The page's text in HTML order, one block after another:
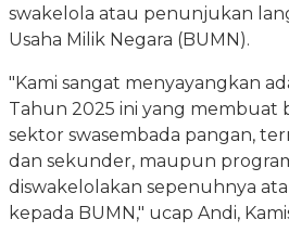
swakelola atau penunjukan
Usaha Milik Negara (BUMN).
"Kami sangat menyayangkan
Tahun 2025 ini yang membuat
sektor swasembada pangan,
dan sekunder, maupun
diswakelolakan sepenuhnya
kepada BUMN," ucap Andi,